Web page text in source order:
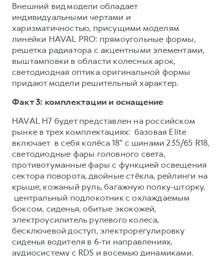
Внешний вид модели обладает
индивидуальными чертами и
харизматичностью, присущими моделям
линейки HAVAL PRO: прямоугольные формы,
решетка радиатора с акцентными элементами,
выштамповки в области колесных арок,
светодиодная оптика оригинальной формы
придают модели решительный характер.
Факт 3: комплектации и оснащение
HAVAL H7 будет представлен на российском
рынке в трех комплектациях: базовая Elite
включает в себя колёса 18" с шинами 235/65 R18,
светодиодные фары головного света,
противотуманные фары с функцией освещения
сектора поворота, двойные стёкла, рейлинги на
крыше, кожаный руль, багажную полку-шторку,
центральный подлокотник с охлаждаемым
боксом, сиденья, обитые экокожей,
электроусилитель рулевого колеса,
бесключевой доступ, электрорегулировку
сиденья водителя в 6-ти направлениях,
аудиосистему с RDS и восемью динамиками.